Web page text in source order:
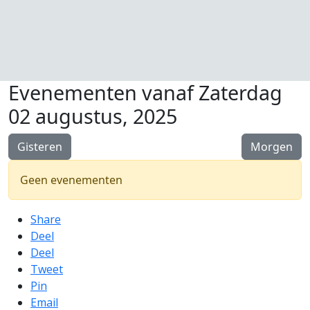
Evenementen vanaf Zaterdag
02 augustus, 2025
Gisteren Morgen
Geen evenementen
Share
Deel
Deel
Tweet
Pin
Email